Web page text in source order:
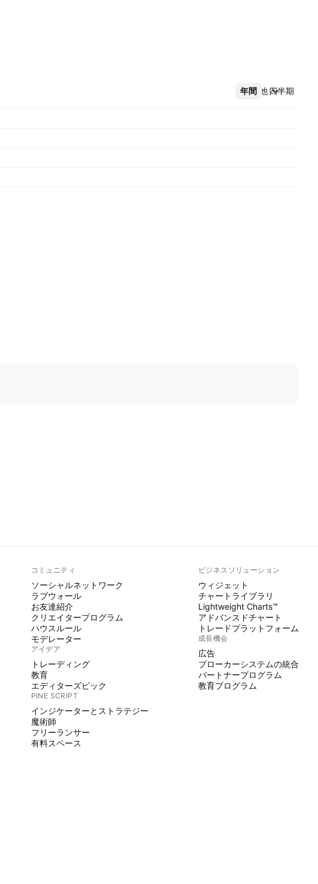
年間 四半期
その他
コミュニティ
ソーシャルネットワーク
ラブウォール
お友達紹介
クリエイタープログラム
ハウスルール
モデレーター
アイデア
トレーディング
教育
エディターズピック
PINE SCRIPT
インジケーターとストラテジー
魔術師
フリーランサー
有料スペース
ビジネスソリューション
ウィジェット
チャートライブラリ
Lightweight Charts™
アドバンスドチャート
トレードプラットフォーム
成長機会
広告
ブローカーシステムの統合
パートナープログラム
教育プログラム